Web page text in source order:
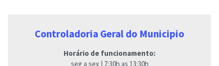
Controladoria Geral do Municipio
Horário de funcionamento:
seg a sex | 7:30h as 13:30h